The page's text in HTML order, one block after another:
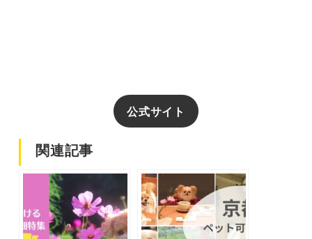
公式サイト
関連記事